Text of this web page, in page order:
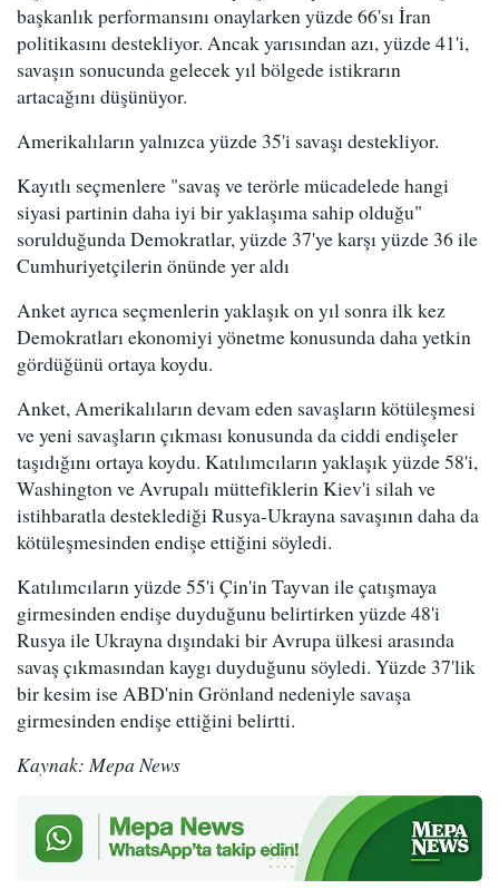
başkanlık performansını onaylarken yüzde 66'sı İran
politikasını destekliyor. Ancak yarısından azı, yüzde 41'i,
savaşın sonucunda gelecek yıl bölgede istikrarın
artacağını düşünüyor.
Amerikalıların yalnızca yüzde 35'i savaşı destekliyor.
Kayıtlı seçmenlere "savaş ve terörle mücadelede hangi
siyasi partinin daha iyi bir yaklaşıma sahip olduğu"
sorulduğunda Demokratlar, yüzde 37'ye karşı yüzde 36 ile
Cumhuriyetçilerin önünde yer aldı
Anket ayrıca seçmenlerin yaklaşık on yıl sonra ilk kez
Demokratları ekonomiyi yönetme konusunda daha yetkin
gördüğünü ortaya koydu.
Anket, Amerikalıların devam eden savaşların kötüleşmesi
ve yeni savaşların çıkması konusunda da ciddi endişeler
taşıdığını ortaya koydu. Katılımcıların yaklaşık yüzde 58'i,
Washington ve Avrupalı müttefiklerin Kiev'i silah ve
istihbaratla desteklediği Rusya-Ukrayna savaşının daha da
kötüleşmesinden endişe ettiğini söyledi.
Katılımcıların yüzde 55'i Çin'in Tayvan ile çatışmaya
girmesinden endişe duyduğunu belirtirken yüzde 48'i
Rusya ile Ukrayna dışındaki bir Avrupa ülkesi arasında
savaş çıkmasından kaygı duyduğunu söyledi. Yüzde 37'lik
bir kesim ise ABD'nin Grönland nedeniyle savaşa
girmesinden endişe ettiğini belirtti.
Kaynak: Mepa News